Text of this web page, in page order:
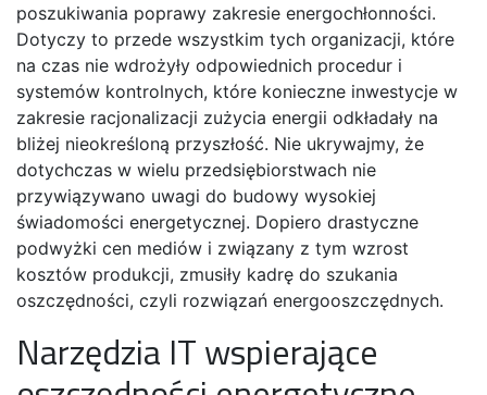
poszukiwania poprawy zakresie energochłonności.
Dotyczy to przede wszystkim tych organizacji, które
na czas nie wdrożyły odpowiednich procedur i
systemów kontrolnych, które konieczne inwestycje w
zakresie racjonalizacji zużycia energii odkładały na
bliżej nieokreśloną przyszłość. Nie ukrywajmy, że
dotychczas w wielu przedsiębiorstwach nie
przywiązywano uwagi do budowy wysokiej
świadomości energetycznej. Dopiero drastyczne
podwyżki cen mediów i związany z tym wzrost
kosztów produkcji, zmusiły kadrę do szukania
oszczędności, czyli rozwiązań energooszczędnych.
Narzędzia IT wspierające